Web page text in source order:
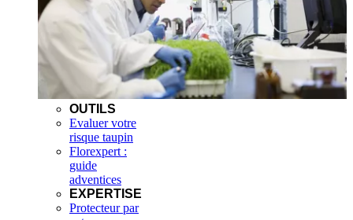
OUTILS
Evaluer votre
risque taupin
Florexpert :
guide
adventices
EXPERTISE
Protecteur par